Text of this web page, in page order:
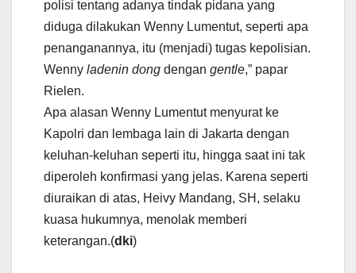
polisi tentang adanya tindak pidana yang
diduga dilakukan Wenny Lumentut, seperti apa
penanganannya, itu (menjadi) tugas kepolisian.
Wenny ladenin dong dengan gentle,” papar
Rielen.
Apa alasan Wenny Lumentut menyurat ke
Kapolri dan lembaga lain di Jakarta dengan
keluhan-keluhan seperti itu, hingga saat ini tak
diperoleh konfirmasi yang jelas. Karena seperti
diuraikan di atas, Heivy Mandang, SH, selaku
kuasa hukumnya, menolak memberi
keterangan.(dki)